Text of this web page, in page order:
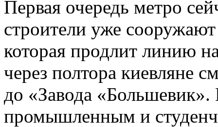
Первая очередь метро
строители уже
которая продлит линию
через полтора киевляне
до «Завода «Большевик».
промышленным и